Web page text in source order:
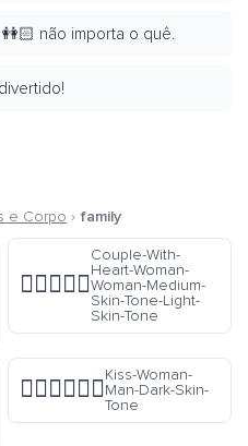
não importa o quê.
e Corpo › family
👩🏽‍❤️‍👩🏻
Couple-With-
Heart-Woman-
Woman-Medium-
Skin-Tone-Light-
Skin-Tone
👩🏿‍❤️‍💋‍👨🏿
Kiss-Woman-
Man-Dark-Skin-
Tone